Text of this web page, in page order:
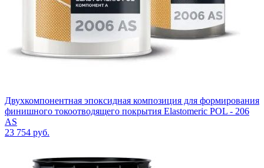
Двухкомпонентная эпоксидная композиция для формирования
финишного токоотводящего покрытия Elastomeric POL - 206
AS
23 754 руб.